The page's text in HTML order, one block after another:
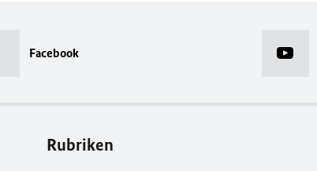
Facebook
Rubriken